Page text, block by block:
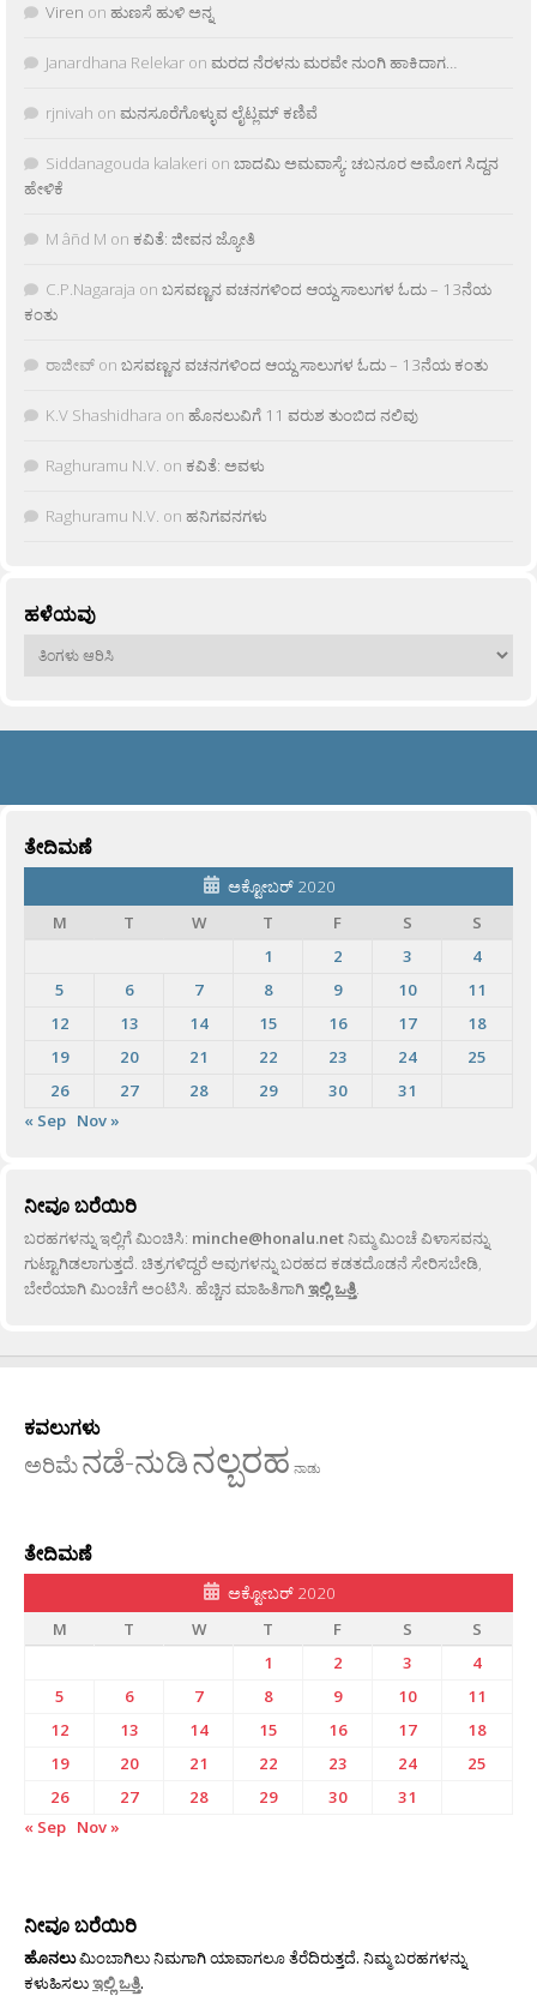
Viren on ಹುಣಸೆ ಹುಳಿ ಅನ್ನ
Janardhana Relekar on ಮರದ ನೆರಳನು ಮರವೇ ನುಂಗಿ ಹಾಕಿದಾಗ…
rjnivah on ಮನಸೂರೆಗೊಳ್ಳುವ ಲೈಟ್ಲಮ್ ಕಣಿವೆ
Siddanagouda kalakeri on ಬಾದಮಿ ಅಮವಾಸ್ಯೆ: ಚಬನೂರ ಅಮೋಗ ಸಿದ್ದನ
ಹೇಳಿಕೆ
M âñd M on ಕವಿತೆ: ಜೀವನ ಜ್ಯೋತಿ
C.P.Nagaraja on ಬಸವಣ್ಣನ ವಚನಗಳಿಂದ ಆಯ್ದ ಸಾಲುಗಳ ಓದು – 13ನೆಯ
ಕಂತು
ರಾಜೀವ್ on ಬಸವಣ್ಣನ ವಚನಗಳಿಂದ ಆಯ್ದ ಸಾಲುಗಳ ಓದು – 13ನೆಯ ಕಂತು
K.V Shashidhara on ಹೊನಲುವಿಗೆ 11 ವರುಶ ತುಂಬಿದ ನಲಿವು
Raghuramu N.V. on ಕವಿತೆ: ಅವಳು
Raghuramu N.V. on ಹನಿಗವನಗಳು
ಹಳೆಯವು
ಹಳೆಯವು
ತೇದಿಮಣೆ
ಅಕ್ಟೋಬರ್ 2020
M
T W T F S
S
1
2 3
4
5
6 7 8 9 10
11
12
13 14 15 16 17
18
19
20 21 22 23 24
25
26
27 28 29 30
31
« Sep Nov »
ನೀವೂ ಬರೆಯಿರಿ
ಬರಹಗಳನ್ನು ಇಲ್ಲಿಗೆ ಮಿಂಚಿಸಿ: minche@honalu.netನಿಮ್ಮ ಮಿಂಚೆ ವಿಳಾಸವನ್ನು
ಗುಟ್ಟಾಗಿಡಲಾಗುತ್ತದೆ. ಚಿತ್ರಗಳಿದ್ದರೆ ಅವುಗಳನ್ನು ಬರಹದ ಕಡತದೊಡನೆ ಸೇರಿಸಬೇಡಿ,
ಬೇರೆಯಾಗಿ ಮಿಂಚೆಗೆ ಅಂಟಿಸಿ. ಹೆಚ್ಚಿನ ಮಾಹಿತಿಗಾಗಿಇಲ್ಲಿ ಒತ್ತಿ.
ಕವಲುಗಳು
ಅರಿಮೆನಡೆ-ನುಡಿನಲ್ಬರಹ ನಾಡು
ತೇದಿಮಣೆ
ಅಕ್ಟೋಬರ್ 2020
M
T W T F S
S
1
2 3
4
5
6 7 8 9 10
11
12
13 14 15 16 17
18
19
20 21 22 23 24
25
26
27 28 29 30
31
« Sep Nov »
ನೀವೂ ಬರೆಯಿರಿ
ಹೊನಲುಮಿಂಬಾಗಿಲು ನಿಮಗಾಗಿ ಯಾವಾಗಲೂ ತೆರೆದಿರುತ್ತದೆ. ನಿಮ್ಮ ಬರಹಗಳನ್ನು
ಕಳುಹಿಸಲುಇಲ್ಲಿ ಒತ್ತಿ.